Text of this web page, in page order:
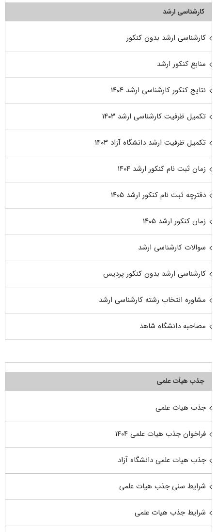
کارشناسی ارشد
کارشناسی ارشد بدون کنکور
منابع کنکور ارشد
نتایج کنکور کارشناسی ارشد ۱۴۰۴
تکمیل ظرفیت کارشناسی ارشد ۱۴۰۳
تکمیل ظرفیت ارشد دانشگاه آزاد ۱۴۰۳
زمان ثبت نام کنکور ارشد ۱۴۰۴
دفترچه ثبت نام کنکور ارشد ۱۴۰۵
زمان کنکور ارشد ۱۴۰۵
سوالات کارشناسی ارشد
کارشناسی ارشد بدون کنکور پردیس
مشاوره انتخاب رشته کارشناسی ارشد
مصاحبه دانشگاه شاهد
جذب هیأت علمی
جذب هیات علمی
فراخوان جذب هیات علمی ۱۴۰۴
جذب هیات علمی دانشگاه آزاد
شرایط سنی جذب هیات علمی
شرایط جذب هیات علمی